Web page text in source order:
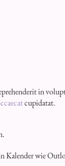
in
cupidatat.
Kalender wie